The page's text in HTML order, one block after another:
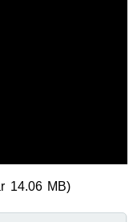
14.06 MB)